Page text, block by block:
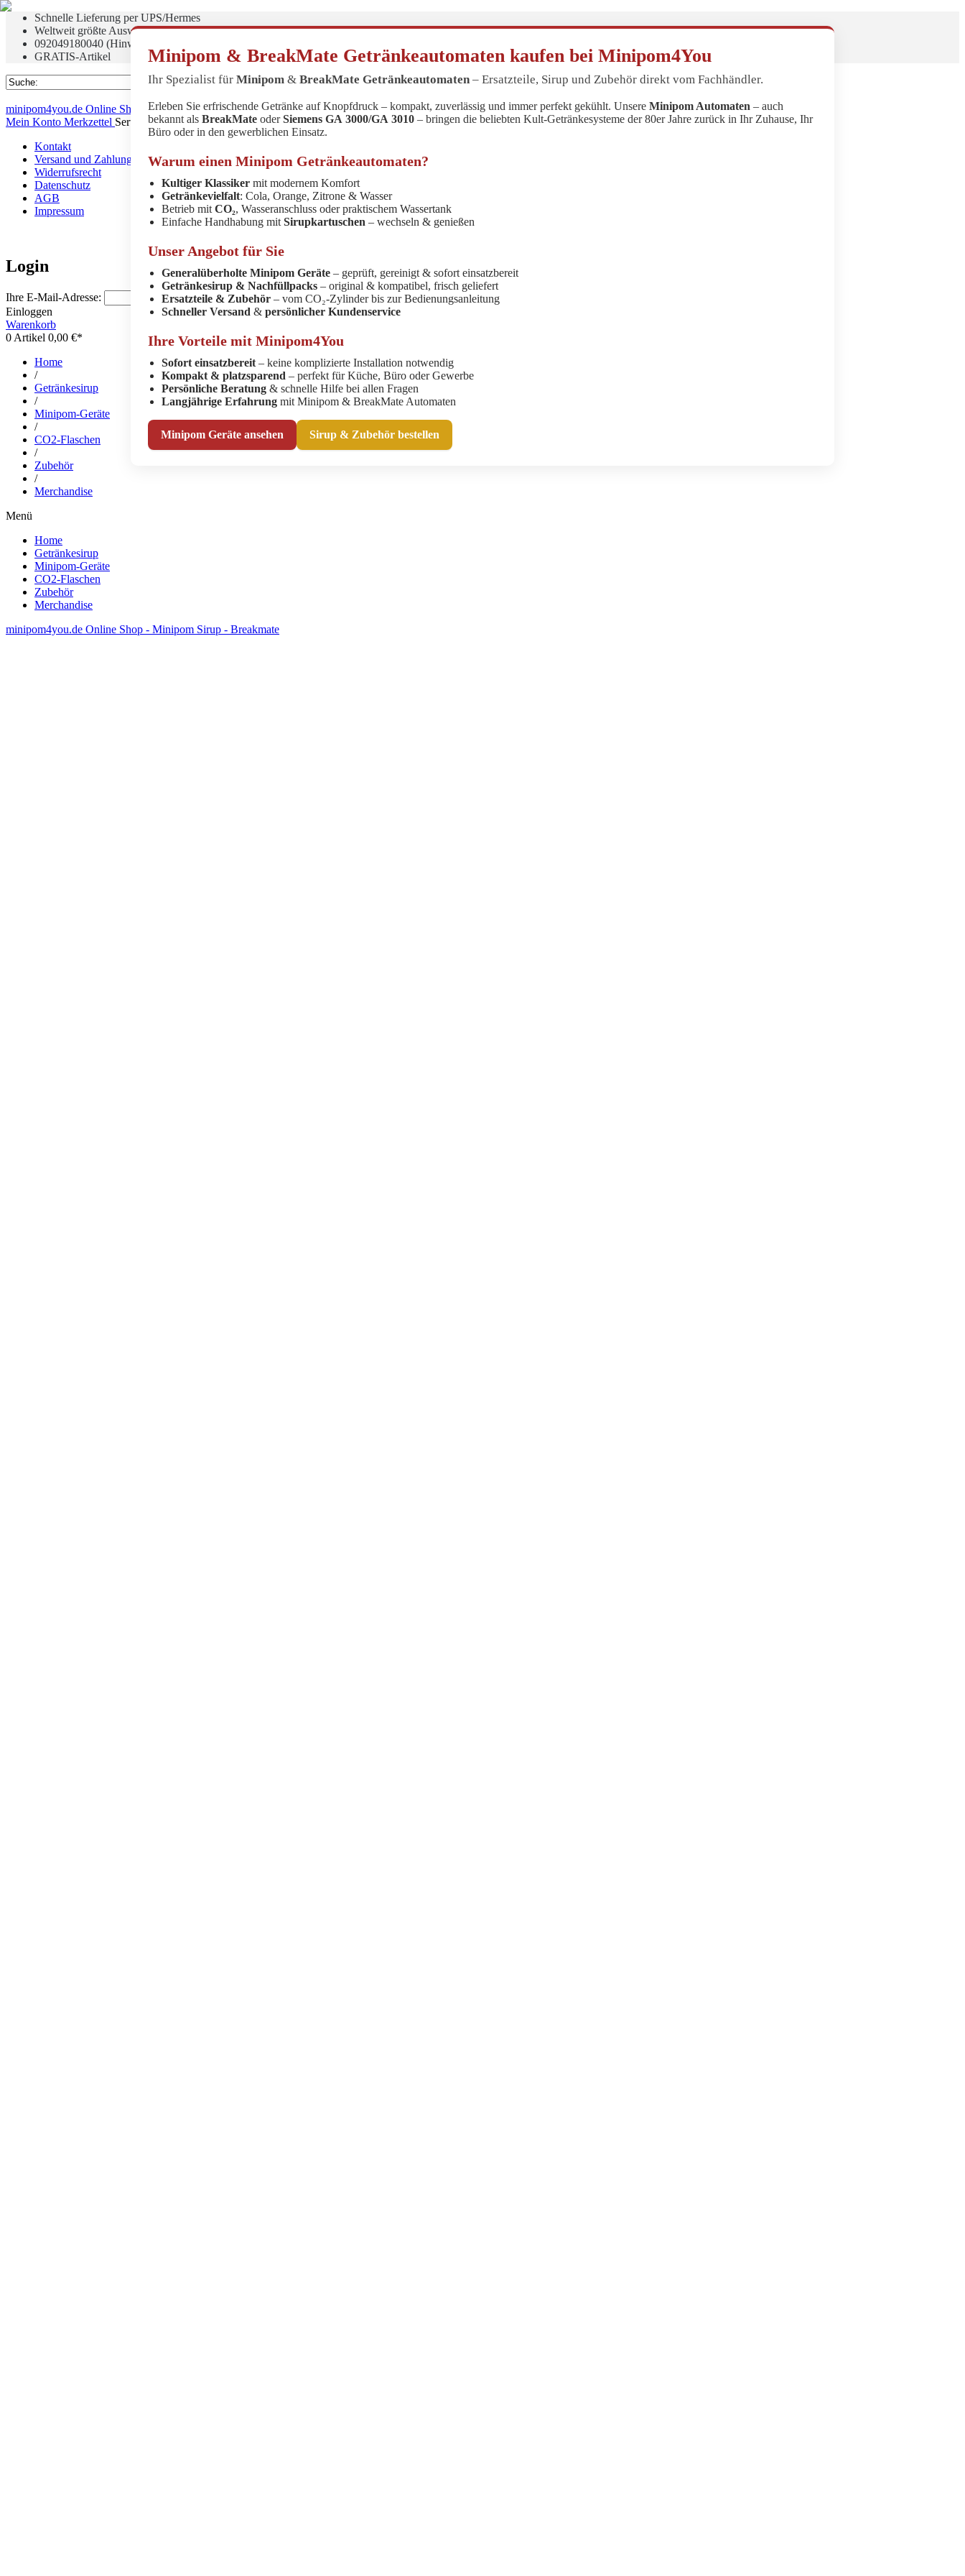
Schnelle Lieferung per UPS/Hermes
Weltweit größte Auswahl!
092049180040 (Hinweis beachten!)
GRATIS-Artikel
minipom4you.de Online Shop - Minipom Sirup - Breakmate
Mein Konto Merkzettel Service/Hilfe
Kontakt
Versand und Zahlungsbedingungen
Widerrufsrecht
Datenschutz
AGB
Impressum
Login
Ihre E-Mail-Adresse: Ihr Passwort: Passwort vergessen?
Einloggen
Warenkorb
0 Artikel 0,00 €*
Home
/
Getränkesirup
/
Minipom-Geräte
/
CO2-Flaschen
/
Zubehör
/
Merchandise
Menü
Home
Getränkesirup
Minipom-Geräte
CO2-Flaschen
Zubehör
Merchandise
minipom4you.de Online Shop - Minipom Sirup - Breakmate
Minipom & BreakMate Getränkeautomaten kaufen bei Minipom4You
Ihr Spezialist für Minipom & BreakMate Getränkeautomaten – Ersatzteile, Sirup und Zubehör direkt vom Fachhändler.
Erleben Sie erfrischende Getränke auf Knopfdruck – kompakt, zuverlässig und immer perfekt gekühlt. Unsere Minipom Automaten – auch
bekannt als BreakMate oderSiemens GA 3000/GA 3010 – bringen die beliebten Kult-Getränkesysteme der 80er Jahre zurück in Ihr Zuhause, Ihr
Büro oder in den gewerblichen Einsatz.
Warum einen Minipom Getränkeautomaten?
Kultiger Klassiker mit modernem Komfort
Getränkevielfalt: Cola, Orange, Zitrone & Wasser
Betrieb mitCO₂, Wasseranschluss oder praktischem Wassertank
Einfache Handhabung mitSirupkartuschen – wechseln & genießen
Unser Angebot für Sie
Generalüberholte Minipom Geräte – geprüft, gereinigt & sofort einsatzbereit
Getränkesirup & Nachfüllpacks – original & kompatibel, frisch geliefert
Ersatzteile & Zubehör – vom CO₂-Zylinder bis zur Bedienungsanleitung
Schneller Versand &persönlicher Kundenservice
Ihre Vorteile mit Minipom4You
Sofort einsatzbereit – keine komplizierte Installation notwendig
Kompakt & platzsparend – perfekt für Küche, Büro oder Gewerbe
Persönliche Beratung & schnelle Hilfe bei allen Fragen
Langjährige Erfahrung mit Minipom & BreakMate Automaten
Minipom Geräte ansehen Sirup & Zubehör bestellen